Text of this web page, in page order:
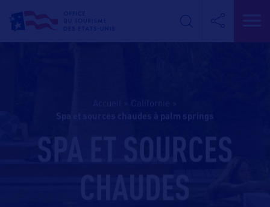
Californie
spa et sources chaudes à palm springs
SPA ET SOURCES
CHAUDES